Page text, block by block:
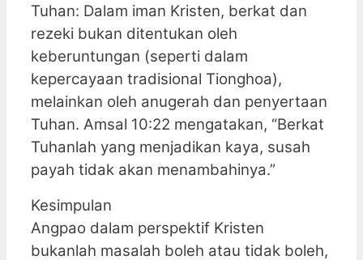
Tuhan: Dalam iman Kristen, berkat dan
rezeki bukan ditentukan oleh
keberuntungan (seperti dalam
kepercayaan tradisional Tionghoa),
melainkan oleh anugerah dan penyertaan
Tuhan. Amsal 10:22 mengatakan, “Berkat
Tuhanlah yang menjadikan kaya, susah
payah tidak akan menambahinya.”
Kesimpulan
Angpao dalam perspektif Kristen
bukanlah masalah boleh atau tidak boleh,